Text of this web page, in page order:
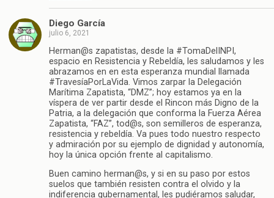
Diego García
julio 6, 2021
Herman@s zapatistas, desde la #TomaDelINPI,
espacio en Resistencia y Rebeldía, les saludamos y les
abrazamos en en esta esperanza mundial llamada
#TravesíaPorLaVida. Vimos zarpar la Delegación
Marítima Zapatista, “DMZ”; hoy estamos ya en la
víspera de ver partir desde el Rincon más Digno de la
Patria, a la delegación que conforma la Fuerza Aérea
Zapatista, “FAZ”, tod@s, son semilleros de esperanza,
resistencia y rebeldía. Va pues todo nuestro respecto
y admiración por su ejemplo de dignidad y autonomía,
hoy la única opción frente al capitalismo.
Buen camino herman@s, y si en su paso por estos
suelos que también resisten contra el olvido y la
indiferencia gubernamental, les pudiéramos saludar,